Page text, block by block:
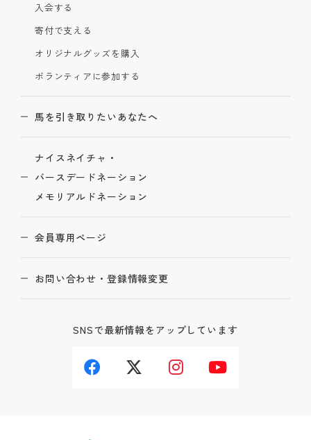
入会する
寄付で支える
オリジナルグッズを購入
ボランティアに参加する
馬を引き取りたいあなたへ
ナイスネイチャ・
バースデードネーション
メモリアルドネーション
会員専用ページ
お問い合わせ・登録情報変更
SNSで最新情報をアップしています